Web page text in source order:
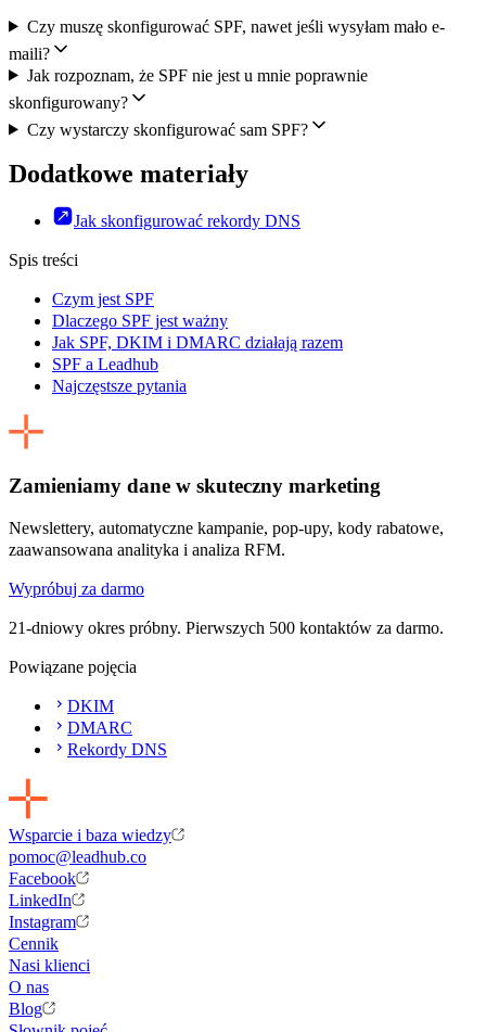
Czy muszę skonfigurować SPF, nawet jeśli wysyłam mało e-
maili?
Jak rozpoznam, że SPF nie jest u mnie poprawnie
skonfigurowany?
Czy wystarczy skonfigurować sam SPF?
Dodatkowe materiały
Jak skonfigurować rekordy DNS
Spis treści
Czym jest SPF
Dlaczego SPF jest ważny
Jak SPF, DKIM i DMARC działają razem
SPF a Leadhub
Najczęstsze pytania
Zamieniamy dane w skuteczny marketing
Newslettery, automatyczne kampanie, pop-upy, kody rabatowe,
zaawansowana analityka i analiza RFM.
Wypróbuj za darmo
21-dniowy okres próbny. Pierwszych 500 kontaktów za darmo.
Powiązane pojęcia
DKIM
DMARC
Rekordy DNS
Wsparcie i baza wiedzy
pomoc@leadhub.co
Facebook
LinkedIn
Instagram
Cennik
Nasi klienci
O nas
Blog